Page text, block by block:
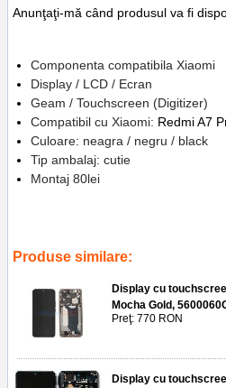
Anunţaţi-mă când produsul va fi
Componenta compatibila Xiaomi
Display / LCD / Ecran
Geam / Touchscreen (Digitizer)
Compatibil cu Xiaomi: Redmi A7
Culoare: neagra / negru / black
Tip ambalaj: cutie
Montaj 80lei
Produse similare:
Display cu
Mocha Gold,
Preţ: 770 RON
Display cu